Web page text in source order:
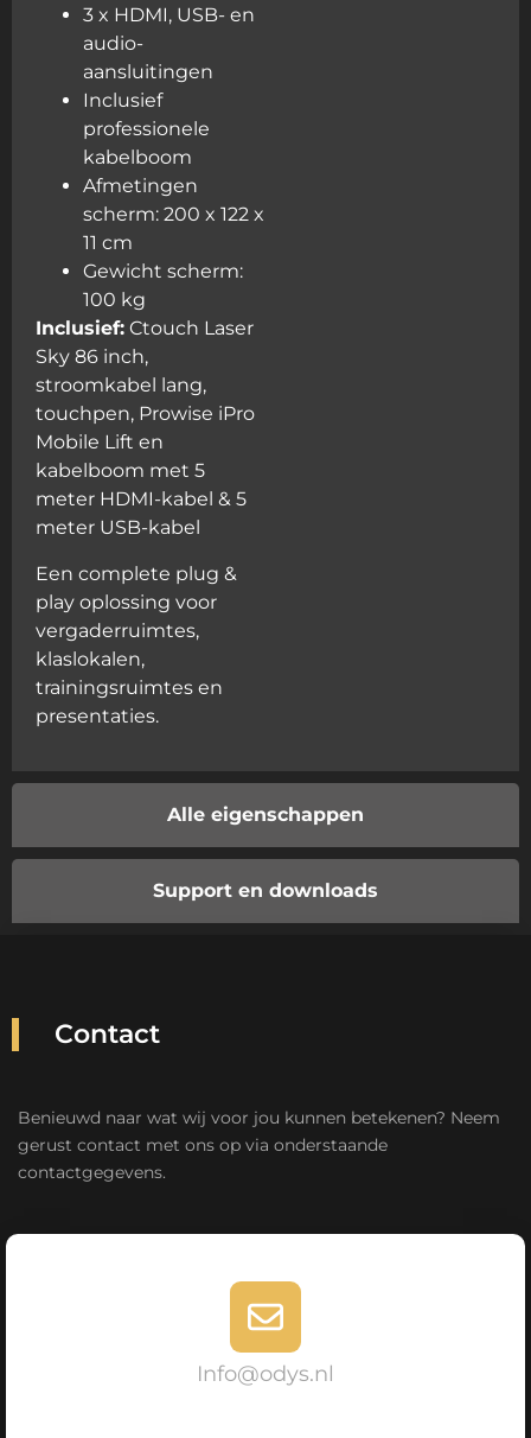
Alle eigenschappen
Support en downloads
3 x HDMI, USB- en
audio-
aansluitingen
Inclusief
professionele
kabelboom
Afmetingen
scherm: 200 x 122 x
11 cm
Gewicht scherm:
100 kg
Inclusief: Ctouch Laser
Sky 86 inch,
stroomkabel lang,
touchpen, Prowise iPro
Mobile Lift en
kabelboom met 5
meter HDMI-kabel & 5
meter USB-kabel
Een complete plug &
play oplossing voor
vergaderruimtes,
klaslokalen,
trainingsruimtes en
presentaties.
Contact
Benieuwd naar wat wij voor jou kunnen betekenen? Neem
gerust contact met ons op via onderstaande
contactgegevens.
Info@odys.nl